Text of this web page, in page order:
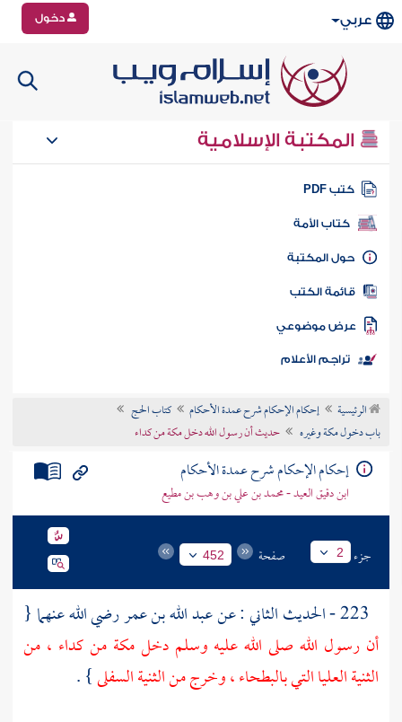
عربي دخول
المكتبة الإسلامية
كتب PDF
كتاب الأمة
المكتبة
الكتب
موضوعي
تراجم الأعلام
الرئيسية إحكام الإحكام شرح عمدة الأحكام
كتاب الحج
باب دخول مكة وغيره
حديث أن رسول الله دخل مكة من كداء
إحكام الإحكام شرح عمدة الأحكام
ابن دقيق العيد - محمد بن علي بن وهب بن مطيع
جزء 2 صفحة 452
عبد الله بن عمررضي الله عنهما {
أن رسول الله صلى الله عليه وسلم دخلمكةمنكداء ، من
الثنية العلياالتيبالبطحاء، وخرج منالثنية السفلى} .